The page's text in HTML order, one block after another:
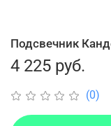
(0)
Подсвечник
4 225 руб.